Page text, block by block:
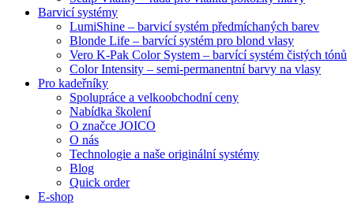
Barvicí systémy
LumiShine – barvicí systém předmíchaných barev
Blonde Life – barvící systém pro blond vlasy
Vero K-Pak Color System – barvící systém čistých tónů
Color Intensity – semi-permanentní barvy na vlasy
Pro kadeřníky
Spolupráce a velkoobchodní ceny
Nabídka školení
O značce JOICO
O nás
Technologie a naše originální systémy
Blog
Quick order
E-shop